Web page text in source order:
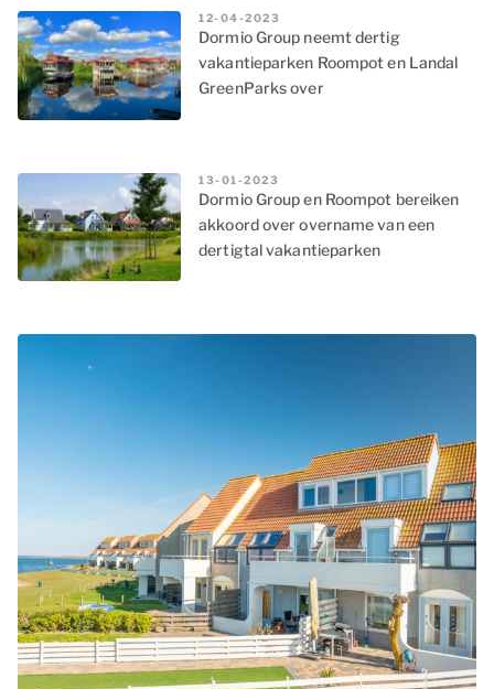
12-04-2023
Dormio Group neemt dertig
vakantieparken Roompot en Landal
GreenParks over
13-01-2023
Dormio Group en Roompot bereiken
akkoord over overname van een
dertigtal vakantieparken